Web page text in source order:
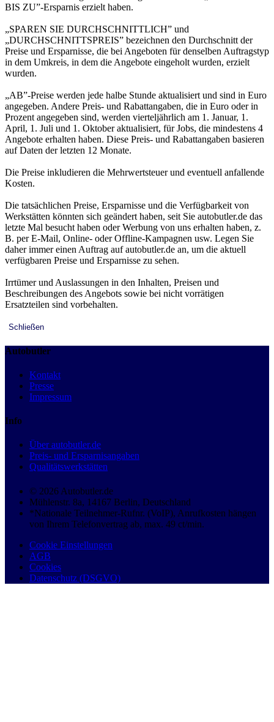
BIS ZU”-Ersparnis erzielt haben.
„SPAREN SIE DURCHSCHNITTLICH” und
„DURCHSCHNITTSPREIS” bezeichnen den Durchschnitt der
Preise und Ersparnisse, die bei Angeboten für denselben Auftragstyp
in dem Umkreis, in dem die Angebote eingeholt wurden, erzielt
wurden.
„AB”-Preise werden jede halbe Stunde aktualisiert und sind in Euro
angegeben. Andere Preis- und Rabattangaben, die in Euro oder in
Prozent angegeben sind, werden vierteljährlich am 1. Januar, 1.
April, 1. Juli und 1. Oktober aktualisiert, für Jobs, die mindestens 4
Angebote erhalten haben. Diese Preis- und Rabattangaben basieren
auf Daten der letzten 12 Monate.
Die Preise inkludieren die Mehrwertsteuer und eventuell anfallende
Kosten.
Die tatsächlichen Preise, Ersparnisse und die Verfügbarkeit von
Werkstätten könnten sich geändert haben, seit Sie autobutler.de das
letzte Mal besucht haben oder Werbung von uns erhalten haben, z.
B. per E-Mail, Online- oder Offline-Kampagnen usw. Legen Sie
daher immer einen Auftrag auf autobutler.de an, um die aktuell
verfügbaren Preise und Ersparnisse zu sehen.
Irrtümer und Auslassungen in den Inhalten, Preisen und
Beschreibungen des Angebots sowie bei nicht vorrätigen
Ersatzteilen sind vorbehalten.
Schließen
Autobutler
Kontakt
Presse
Impressum
Info
Über autobutler.de
Preis- und Ersparnisangaben
Qualitätswerkstätten
© 2026 Autobutler.de
Mühlenstr. 8a, 14167 Berlin, Deutschland
*Nationale Teilnehmer-Rufnr. (VoIP), Anrufkosten hängen
von Ihrem Telefonvertrag ab, max. 49 ct/min.
Cookie Einstellungen
AGB
Cookies
Datenschutz (DSGVO)